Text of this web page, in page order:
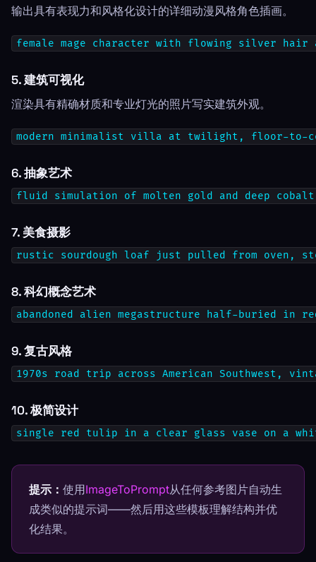
输出具有表现力和风格化设计的详细动漫风格角色插画。
female mage character with flowing silver
5. 建筑可视化
渲染具有精确材质和专业灯光的照片写实建筑外观。
modern minimalist villa at twilight, floor-to-
6. 抽象艺术
fluid simulation of molten gold and deep
7. 美食摄影
rustic sourdough loaf just pulled from oven,
8. 科幻概念艺术
abandoned alien megastructure half-buried
9. 复古风格
1970s road trip across American Southwest,
10. 极简设计
single red tulip in a clear glass vase on a
提示： 使用ImageToPrompt从任何参考图片自动生
成类似的提示词——然后用这些模板理解结构并优
化结果。